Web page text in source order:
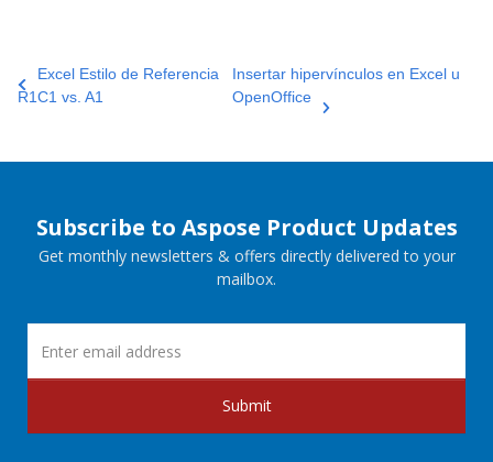
Excel Estilo de Referencia
R1C1 vs. A1
Insertar hipervínculos en Excel u
OpenOffice
Subscribe to Aspose Product Updates
Get monthly newsletters & offers directly delivered to your
mailbox.
Submit